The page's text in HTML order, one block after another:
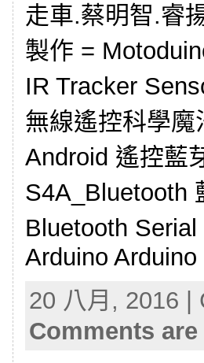
走車.蔡明智.睿
製作 =
IR Tracker
無線遙控科學
Android 遙控藍
S4A_Bluetooth
Bluetooth
Arduino
20 八月, 2016
Comments